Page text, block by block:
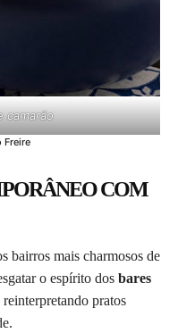
camarão
Freire
COM
bairros mais charmosos de
o espírito dos bares
reinterpretando pratos